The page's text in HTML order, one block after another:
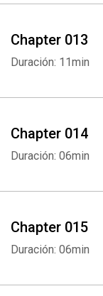
Chapter 013
Duración: 11min
Chapter 014
Duración: 06min
Chapter 015
Duración: 06min